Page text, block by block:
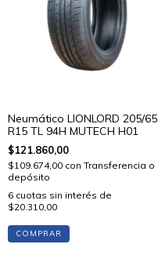
Neumático LIONLORD 205/65
R15 TL 94H MUTECH H01
$121.860,00
$109.674,00 con Transferencia o
depósito
6 cuotas sin interés de
$20.310,00
COMPRAR